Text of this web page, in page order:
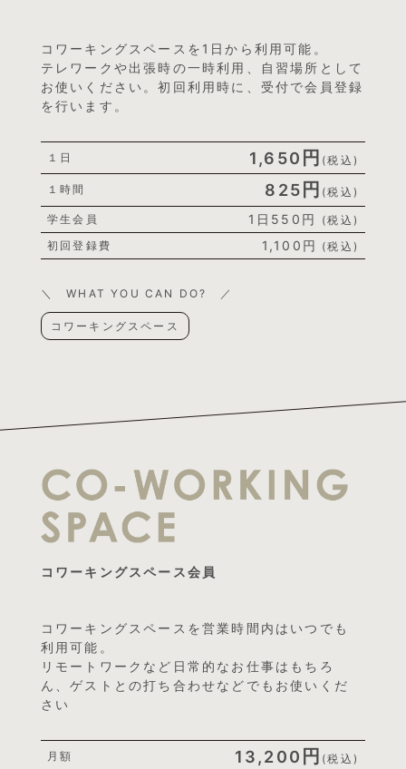
コワーキングスペースを1日から利用可能。
テレワークや出張時の一時利用、自習場所として
お使いください。初回利用時に、受付で会員登録
を行います。
１日 1,650 円 (税込)
１時間 825 円 (税込)
学生会員
1日550円
(税込)
初回登録費
1,100円 (税込)
＼ WHAT YOU CAN DO? ／
コワーキングスペース
コワーキングスペース会員
コワーキングスペースを営業時間内はいつでも
利用可能。
リモートワークなど日常的なお仕事はもちろ
ん、ゲストとの打ち合わせなどでもお使いくだ
さい
月額 13,200 円 (税込)